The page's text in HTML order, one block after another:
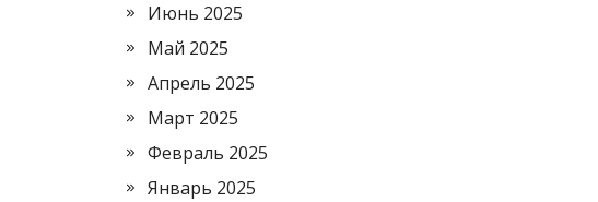
Июнь 2025
Май 2025
Апрель 2025
Март 2025
Февраль 2025
Январь 2025